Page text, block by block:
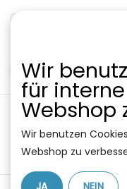
ABONNIEREN
Wir
für
Webshop
Wir benutzen
Webshop zu
JA NEIN